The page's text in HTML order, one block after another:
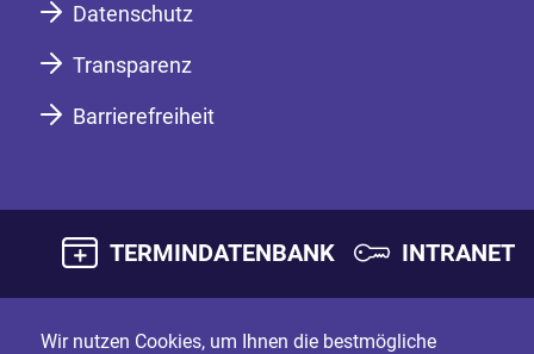
Datenschutz
Transparenz
Barrierefreiheit
TERMINDATENBANK INTRANET
Wir nutzen Cookies, um Ihnen die bestmögliche